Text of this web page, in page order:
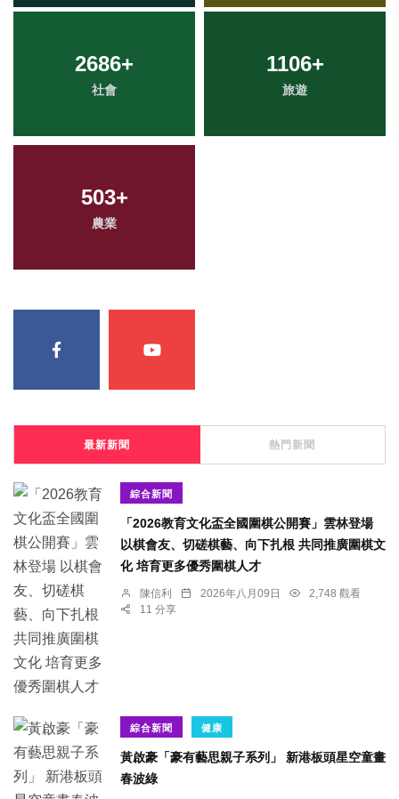
2686+
社會
1106+
旅遊
503+
農業
最新新聞 熱門新聞
綜合新聞
「2026教育文化盃全國圍棋公開賽」雲林登場
以棋會友、切磋棋藝、向下扎根 共同推廣圍棋文
化 培育更多優秀圍棋人才
陳信利 2026年八月09日
2,748 觀看
11 分享
綜合新聞 健康
黃啟豪「豪有藝思親子系列」 新港板頭星空童畫
春波綠